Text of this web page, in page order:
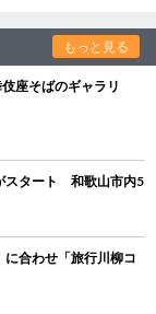
もっと見る
座そばのギャラリ
スタート 和歌山市内5
合わせ「旅行川柳コ